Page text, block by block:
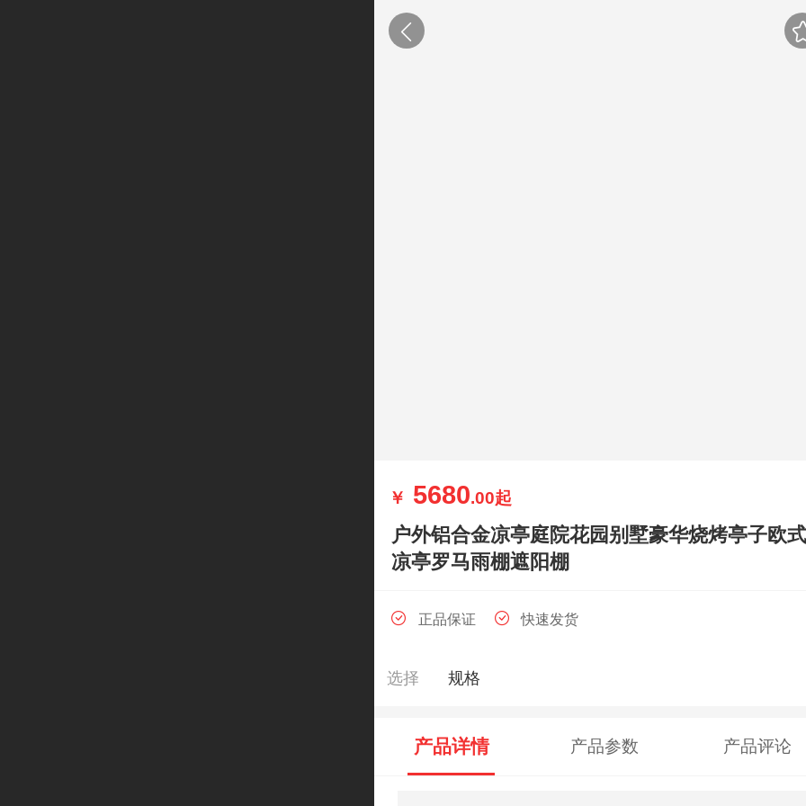
￥ 5680.00起
户外铝合金凉亭庭院花园别墅豪华烧烤亭子欧
凉亭罗马雨棚遮阳棚
正品保证 快速发货
选择 规格
产品详情 产品参数 产品评论